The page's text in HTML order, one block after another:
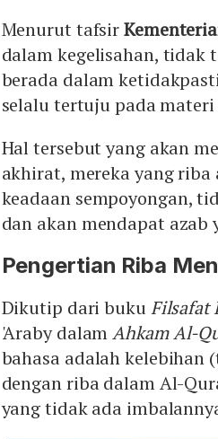
Menurut tafsir
dalam kegelisahan, tidak
berada dalam
selalu tertuju pada
Hal tersebut yang akan
akhirat, mereka yang
keadaan sempoyongan,
dan akan mendapat azab
Pengertian Riba
Dikutip dari bukuFilsafat
'Araby dalamAhkam Al-
bahasa adalah kelebihan
dengan riba dalam Al-
yang tidak ada